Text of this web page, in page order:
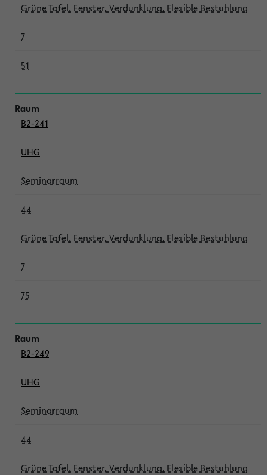
Grüne Tafel, Fenster, Verdunklung, Flexible Bestuhlung
7
51
B2-241
UHG
Seminarraum
44
Grüne Tafel, Fenster, Verdunklung, Flexible Bestuhlung
7
75
B2-249
UHG
Seminarraum
44
Grüne Tafel, Fenster, Verdunklung, Flexible Bestuhlung